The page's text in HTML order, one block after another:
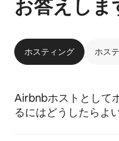
お答えしま
ホスティング ホス
Airbnbホストとして
るにはどうしたらよ